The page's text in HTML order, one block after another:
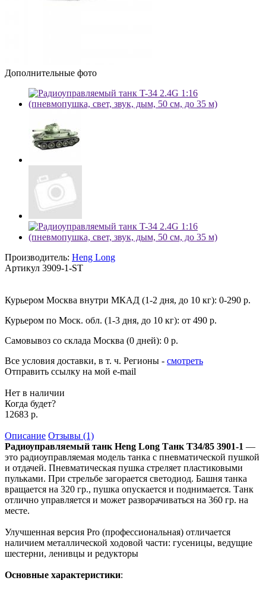
Дополнительные фото
Производитель: Heng Long
Артикул 3909-1-ST
Курьером Москва внутри МКАД (1-2 дня, до 10 кг): 0-290 р.
Курьером по Моск. обл. (1-3 дня, до 10 кг): от 490 р.
Самовывоз со склада Москва (0 дней): 0 р.
Все условия доставки, в т. ч. Регионы - смотреть
Отправить ссылку на мой e-mail
Нет в наличии
Когда будет?
12683 р.
Описание Отзывы (1)
Радиоуправляемый танк Heng Long Танк Т34/85 3901-1 —
это радиоуправляемая модель танка с пневматической пушкой
и отдачей. Пневматическая пушка стреляет пластиковыми
пульками. При стрельбе загорается светодиод. Башня танка
вращается на 320 гр., пушка опускается и поднимается. Танк
отлично управляется и может разворачиваться на 360 гр. на
месте.
Улучшенная версия Pro (профессиональная) отличается
наличием металлической ходовой части: гусеницы, ведущие
шестерни, ленивцы и редукторы
Основные характеристики: